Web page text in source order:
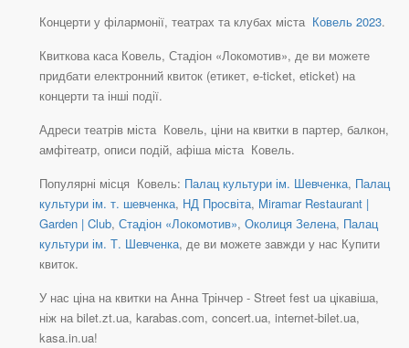
Концерти у філармонії, театрах та клубах міста Ковель 2023.
Квиткова каса Ковель, Стадіон «Локомотив», де ви можете
придбати електронний квиток (етикет, e-ticket, eticket) на
концерти та інші події.
Адреси театрів міста Ковель, ціни на квитки в партер, балкон,
амфітеатр, описи подій, афіша міста Ковель.
Популярні місця Ковель: Палац культури ім. Шевченка, Палац
культури ім. т. шевченка, НД Просвіта, Miramar Restaurant |
Garden | Club, Стадіон «Локомотив», Околиця Зелена, Палац
культури ім. Т. Шевченка, де ви можете завжди у нас Купити
квиток.
У нас ціна на квитки на Анна Трінчер - Street fest ua цікавіша,
ніж на bilet.zt.ua, karabas.com, concert.ua, internet-bilet.ua,
kasa.in.ua!